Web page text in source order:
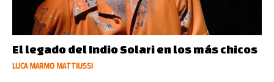
El legado del Indio Solari en los más chicos
LUCA MARMO MATTIUSSI